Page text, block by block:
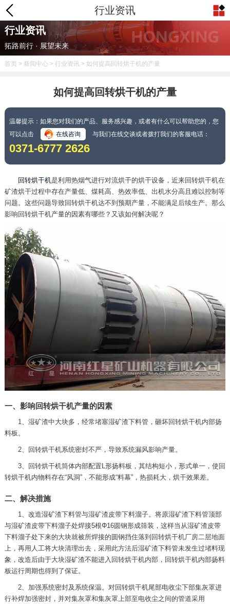
行业资讯
行业资讯
拓路前行 · 展望未来
首页 > 新闻中心> 行业资讯> 如何提高回转烘干机的产量
如何提高回转烘干机的产量
温馨提示：如果您对我们的产品、服务感兴趣，或者有什么可以帮助您的，您
可以点击
在线咨询 与我们在线交谈或者拨打我们的客服电话：
0371-6777 2626
回转烘干机是利用热烟气进行对流烘干的烘干设备，近来回转烘干机在
矿渣烘干过程中存在产量低、煤耗高、热效率低、出机水分高且难以控制等
问题。这些问题导致回转烘干机达不到预期产量，不能满足后续生产。那么
影响回转烘干机产量的因素有哪些？又该如何解决呢？
一、影响回转烘干机产量的因素
1、湿矿渣中大块多，经常堵塞湿矿渣下料管，砸坏回转烘干机内部扬
料板。
2、回转烘干机系统密封不严，导致系统漏风影响产量。
3、回转烘干机筒体内部配置L形扬料板，其结构短小，形式单一，使回
转烘干机内物料存在“风洞”，不能形成“料幕”，热损耗大，烘干效果差。
二、解决措施
1、改造湿矿渣下料管与湿矿渣皮带下料溜子。将原湿矿渣下料管顶部
与湿矿渣皮带下料溜子处焊接5根Φ16圆钢形成筛装，这样当从湿矿渣皮带
下料溜子处下来的大块就被所焊接的圆钢挡住落到回转烘干机厂房二层地面
上，再用人工将大块清理出去，采用此方法后湿矿渣下料管未发生过堵料现
象，改造后由于大块湿矿渣不能进入回转烘干机内部，回转烘干机内部扬料
板运行周期也得到了保证。
2、加强系统密封及系统保温。对回转烘干机尾部电收尘下部集灰罩进
行补焊加强密封，并对集灰罩和集灰罩上部至电收尘之间的管道采用